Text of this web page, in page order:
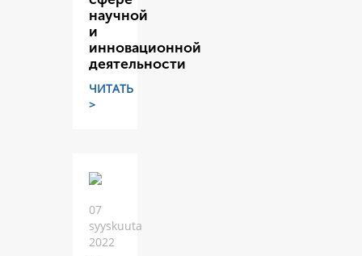
научной
и
инновационной
деятельности
ЧИТАТЬ
>
07
syyskuuta
2022